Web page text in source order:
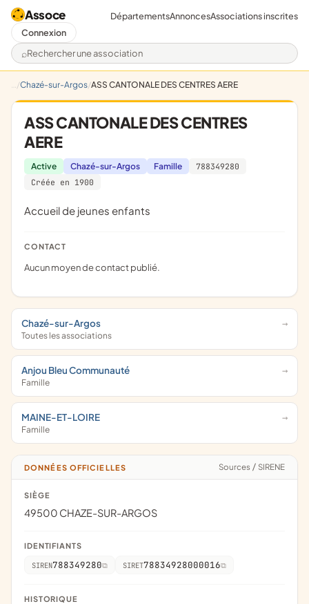
Assoce
Rechercher une association
DépartementsAnnoncesAssociations inscrites
Connexion
Chazé-sur-Argos ASS CANTONALE DES CENTRES AERE
ASS CANTONALE DES CENTRES
AERE
Active Chazé-sur-Argos Famille
788349280
Créée en 1900
Accueil de jeunes enfants
CONTACT
Aucun moyen de contact publié.
Chazé-sur-Argos
Toutes les associations
Anjou Bleu Communauté
Famille
MAINE-ET-LOIRE
Famille
DONNÉES OFFICIELLES Sources / SIRENE
SIÈGE
49500 CHAZE-SUR-ARGOS
IDENTIFIANTS
SIREN788349280 SIRET78834928000016
HISTORIQUE